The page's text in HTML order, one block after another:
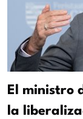
El ministro
la